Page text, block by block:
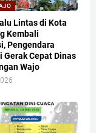
Lintas di Kota
Kembali
Pengendara
Gerak Cepat Dinas
Wajo